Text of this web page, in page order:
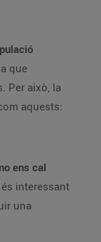
que
Per això, la
aquests:
no ens cal
interessant
una